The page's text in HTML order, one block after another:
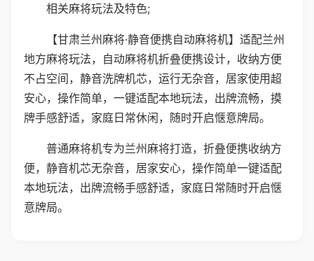
相关麻将玩法及特色;
【甘肃兰州麻将·静音便携自动麻将机】适配兰州
地方麻将玩法，自动麻将机折叠便携设计，收纳方便
不占空间，静音洗牌机芯，运行无杂音，居家使用超
安心，操作简单，一键适配本地玩法，出牌流畅，摸
牌手感舒适，家庭日常休闲，随时开启惬意牌局。
普通麻将机专为兰州麻将打造，折叠便携收纳方
便，静音机芯无杂音，居家安心，操作简单一键适配
本地玩法，出牌流畅手感舒适，家庭日常随时开启惬
意牌局。